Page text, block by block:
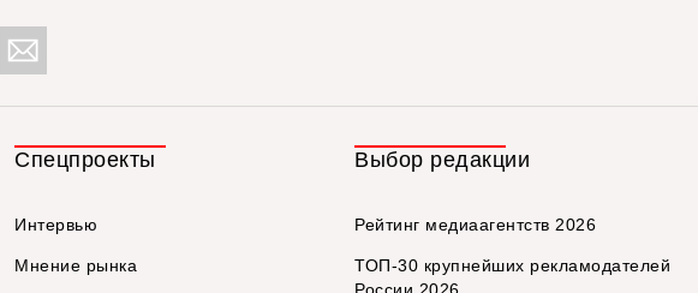
Спецпроекты
Интервью
Мнение рынка
Выбор редакции
Рейтинг медиаагентств 2026
ТОП-30 крупнейших рекламодателей